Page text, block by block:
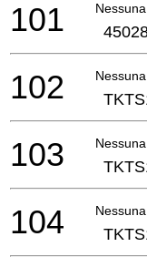
101
102
103
104